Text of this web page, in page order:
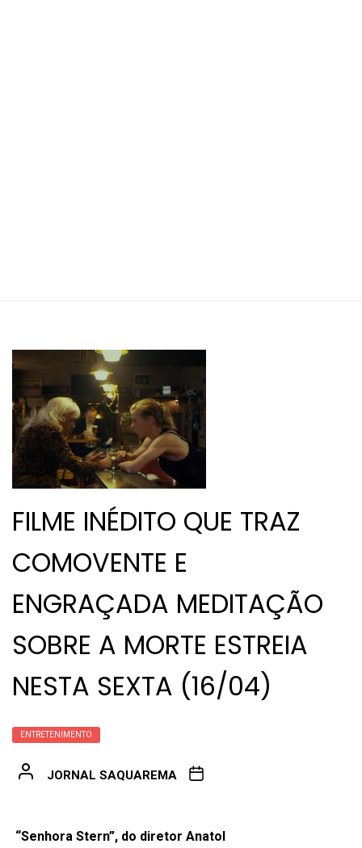
FILME INÉDITO QUE TRAZ
COMOVENTE E
ENGRAÇADA MEDITAÇÃO
SOBRE A MORTE ESTREIA
NESTA SEXTA (16/04)
ENTRETENIMENTO
JORNAL SAQUAREMA
“Senhora Stern”, do diretor Anatol